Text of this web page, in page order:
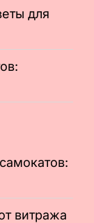
для
витража